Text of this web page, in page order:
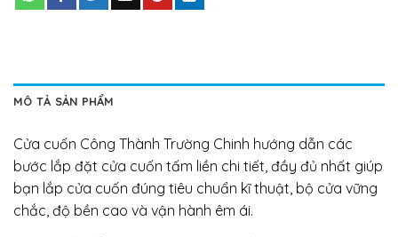
MÔ TẢ SẢN PHẨM
Cửa cuốn Công Thành Trường Chinh hướng dẫn các
bước lắp đặt cửa cuốn tấm liền chi tiết, đầy đủ nhất giúp
bạn lắp cửa cuốn đúng tiêu chuẩn kĩ thuật, bộ cửa vững
chắc, độ bền cao và vận hành êm ái.